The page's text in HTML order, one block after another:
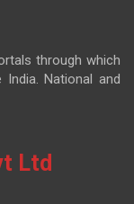
through which
National and
Ltd